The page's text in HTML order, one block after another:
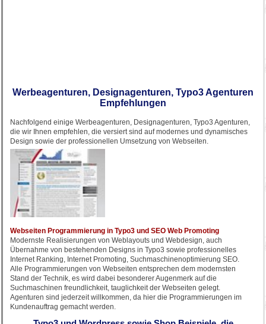
Werbeagenturen, Designagenturen, Typo3 Agenturen
Empfehlungen
Nachfolgend einige Werbeagenturen, Designagenturen, Typo3 Agenturen,
die wir Ihnen empfehlen, die versiert sind auf modernes und dynamisches
Design sowie der professionellen Umsetzung von Webseiten.
Webseiten Programmierung in Typo3 und SEO Web Promoting
Modernste Realisierungen von Weblayouts und Webdesign, auch
Übernahme von bestehenden Designs in Typo3 sowie professionelles
Internet Ranking, Internet Promoting, Suchmaschinenoptimierung SEO.
Alle Programmierungen von Webseiten entsprechen dem modernsten
Stand der Technik, es wird dabei besonderer Augenmerk auf die
Suchmaschinen freundlichkeit, tauglichkeit der Webseiten gelegt.
Agenturen sind jederzeit willkommen, da hier die Programmierungen im
Kundenauftrag gemacht werden.